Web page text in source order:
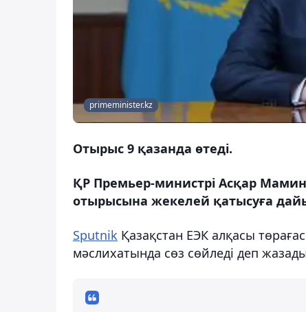
primeminister.kz
Отырыс 9 қазанда өтеді.
ҚР Премьер-министрі Асқар
отырысына жекелей қатысуға
Sputnik Қазақстан ЕЭК алқасы
мәслихатында сөз сөйледі деп